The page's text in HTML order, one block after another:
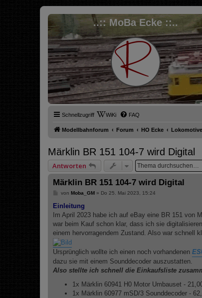
..:: MoBa Ecke ::..
Schnellzugriff WiKi FAQ
Modellbahnforum Forum HO Ecke
Märklin BR 151 104-7 wird Digital
Antworten
Märklin BR 151 104-7 wird Digital
B
i
r
a
von Moba_GM» Do 25. Mai 2023, 15:24
Einleitung
Im April 2023 habe ich auf eBay eine BR 151 von
war beim Kauf schon klar, dass ich sie
einem hervorragendem Zustand. Also war schnell
Ursprünglich wollte ich einen noch vorhandenen
dazu sie mit einem Sounddecoder auszustatten.
Also stellte ich schnell die Einkaufsliste
1x Märklin 60941 H0 Motor Umbauset -
1x Märklin 60977 mSD/3 Sounddecoder -